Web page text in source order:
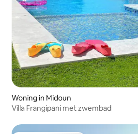
Woning in Midoun
Villa Frangipani met zwembad